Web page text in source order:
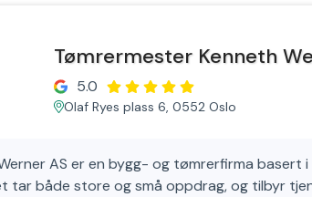
Tømrermester Kenneth
5.0
Olaf Ryes plass 6, 0552 Oslo
AS er en bygg- og tømrerfirma basert i
tar både store og små oppdrag, og tilbyr